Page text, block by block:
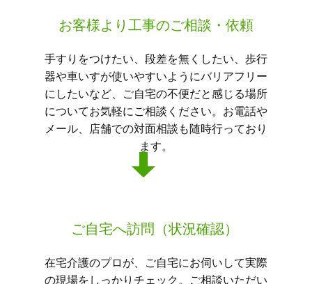
お客様より工事のご相談・依頼
手すりをつけたい、段差を無くしたい、歩行
器や車いすが使いやすいようにバリアフリー
にしたいなど、ご自宅の不便だと感じる場所
についてお気軽にご相談ください。お電話や
メール、店舗での対面相談も随時行っており
ます。
ご自宅へ訪問（状況確認）
在宅介護のプロが、ご自宅にお伺いして実際
の現場をしっかりチェック。ご相談いただい